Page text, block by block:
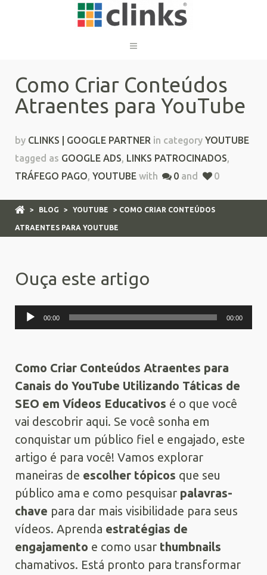
Como Criar Conteúdos
Atraentes para YouTube
by CLINKS | GOOGLE PARTNER in category YOUTUBE
tagged as GOOGLE ADS, LINKS PATROCINADOS,
TRÁFEGO PAGO, YOUTUBE with 0 and 0
> BLOG > YOUTUBE > COMO CRIAR CONTEÚDOS
ATRAENTES PARA YOUTUBE
Ouça este artigo
Tocador
de
00:00 00:00
Como Criar Conteúdos Atraentes para
Canais do YouTube Utilizando Táticas de
SEO em Vídeos Educativos é o que você
vai descobrir aqui. Se você sonha em
conquistar um público fiel e engajado, este
artigo é para você! Vamos explorar
maneiras de escolher tópicos que seu
público ama e como pesquisar palavras-
chave para dar mais visibilidade para seus
vídeos. Aprenda estratégias de
engajamento e como usar thumbnails
chamativos. Está pronto para transformar